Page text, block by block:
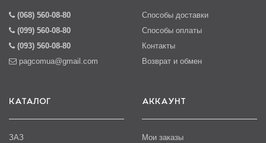
(068) 560-08-80
(099) 560-08-80
(093) 560-08-80
pagcomua@gmail.com
Способы доставки
Способы оплаты
Контакты
Возврат и обмен
КАТАЛОГ
ЗАЗ
АККАУНТ
Мои заказы